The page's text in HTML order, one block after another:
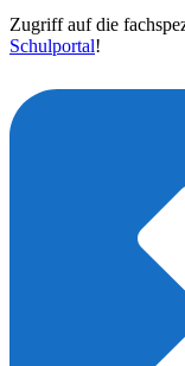
Zugriff auf die
Schulportal!